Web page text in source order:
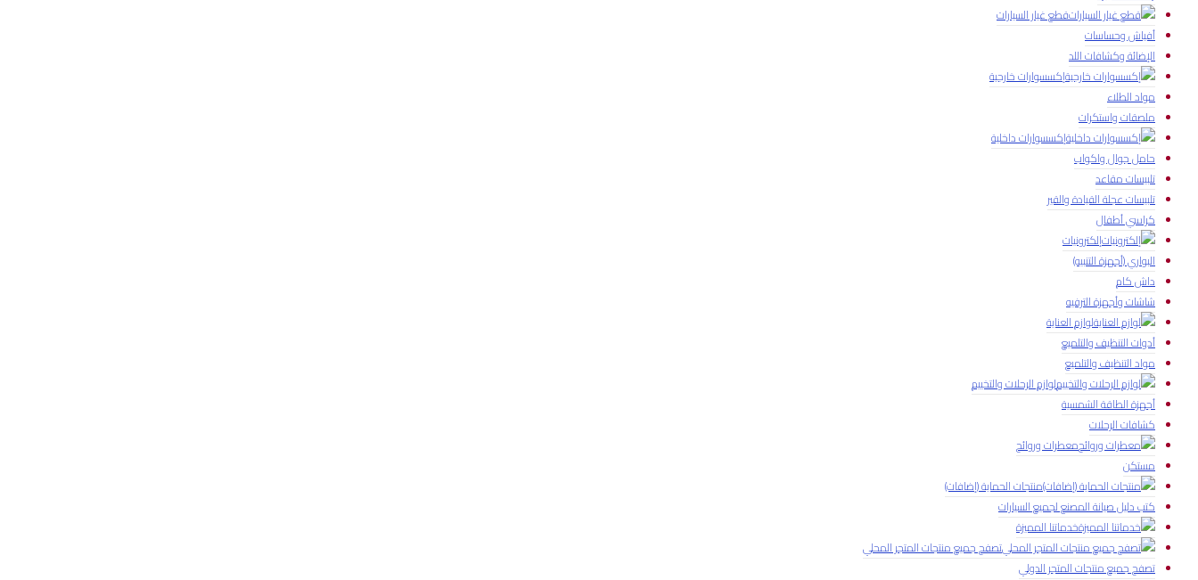
قطع غيار السيارات
أفياش وحساسات
الإضائة وكشافات اللد
إكسسوارات خارجية
مواد الطلاء
ملصقات واستكرات
إكسسوارات داخلية
حامل جوال واكواب
تلبيسات مقاعد
تلبيسات عجلة القيادة والقير
كراسي أطفال
إلكترونيات
البواري (أجهزة التنبيه)
داش كام
شاشات وأجهزة الترفيه
لوازم العناية
أدوات التنظيف والتلميع
مواد التنظيف والتلميع
لوازم الرحلات والتخييم
أجهزة الطاقة الشمسية
كشافات الرحلات
معطرات وروائح
مستكن
منتجات الحماية (إضافات)
كتب دليل صيانة المصنع لجميع السيارات
خدماتنا المميزة
تصفح جميع منتجات المتجر المحلي
تصفح جميع منتجات المتجر الدولي